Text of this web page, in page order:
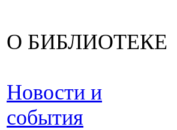
О БИБЛИОТЕКЕ
Новости и
события